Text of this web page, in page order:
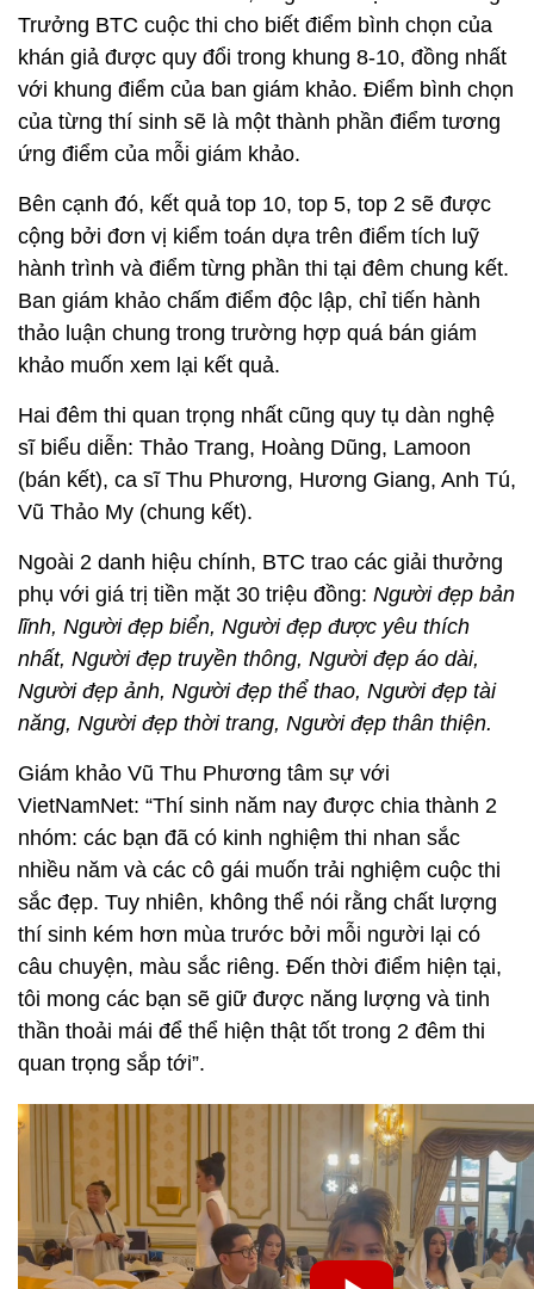
Trưởng BTC cuộc thi cho biết điểm bình chọn của
khán giả được quy đổi trong khung 8-10, đồng nhất
với khung điểm của ban giám khảo. Điểm bình chọn
của từng thí sinh sẽ là một thành phần điểm tương
ứng điểm của mỗi giám khảo.
Bên cạnh đó, kết quả top 10, top 5, top 2 sẽ được
cộng bởi đơn vị kiểm toán dựa trên điểm tích luỹ
hành trình và điểm từng phần thi tại đêm chung kết.
Ban giám khảo chấm điểm độc lập, chỉ tiến hành
thảo luận chung trong trường hợp quá bán giám
khảo muốn xem lại kết quả.
Hai đêm thi quan trọng nhất cũng quy tụ dàn nghệ
sĩ biểu diễn: Thảo Trang, Hoàng Dũng, Lamoon
(bán kết), ca sĩ Thu Phương, Hương Giang, Anh Tú,
Vũ Thảo My (chung kết).
Ngoài 2 danh hiệu chính, BTC trao các giải thưởng
phụ với giá trị tiền mặt 30 triệu đồng: Người đẹp bản
lĩnh, Người đẹp biển, Người đẹp được yêu thích
nhất, Người đẹp truyền thông, Người đẹp áo dài,
Người đẹp ảnh, Người đẹp thể thao, Người đẹp tài
năng, Người đẹp thời trang, Người đẹp thân thiện.
Giám khảo Vũ Thu Phương tâm sự với
VietNamNet: “Thí sinh năm nay được chia thành 2
nhóm: các bạn đã có kinh nghiệm thi nhan sắc
nhiều năm và các cô gái muốn trải nghiệm cuộc thi
sắc đẹp. Tuy nhiên, không thể nói rằng chất lượng
thí sinh kém hơn mùa trước bởi mỗi người lại có
câu chuyện, màu sắc riêng. Đến thời điểm hiện tại,
tôi mong các bạn sẽ giữ được năng lượng và tinh
thần thoải mái để thể hiện thật tốt trong 2 đêm thi
quan trọng sắp tới”.